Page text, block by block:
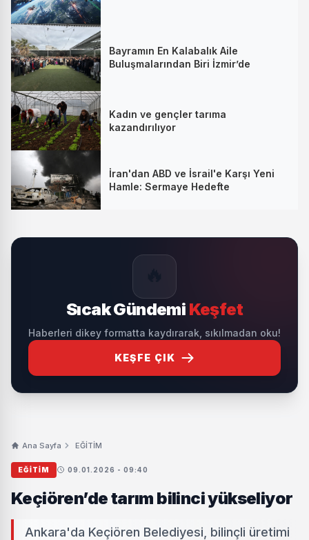
Bayramın En Kalabalık Aile
Buluşmalarından Biri İzmir’de
Kadın ve gençler tarıma
kazandırılıyor
İran'dan ABD ve İsrail'e Karşı Yeni
Hamle: Sermaye Hedefte
Sıcak Gündemi Keşfet
Haberleri dikey formatta kaydırarak, sıkılmadan oku!
KEŞFE ÇIK
Ana Sayfa EĞİTİM
EĞİTİM 09.01.2026 - 09:40
Keçiören’de tarım bilinci yükseliyor
Ankara'da Keçiören Belediyesi, bilinçli üretimi